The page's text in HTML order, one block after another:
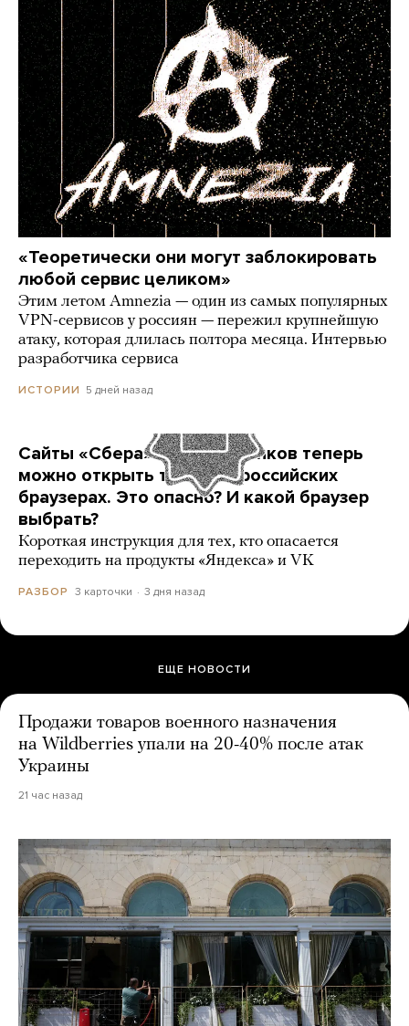
«Теоретически они могут заблокировать
любой сервис целиком»
Этим летом Amnezia — один из самых популярных
VPN-сервисов у россиян — пережил крупнейшую
атаку, которая длилась полтора месяца. Интервью
разработчика сервиса
ИСТОРИИ 5 дней назад
Сайты «Сбера» и других банков теперь
можно открыть только в российских
браузерах. Это опасно? И какой браузер
выбрать?
Короткая инструкция для тех, кто опасается
переходить на продукты «Яндекса» и VK
РАЗБОР 3 карточки 3 дня назад
ЕЩЕ НОВОСТИ
Продажи товаров военного назначения
на Wildberries упали на 20-40% после атак
Украины
21 час назад